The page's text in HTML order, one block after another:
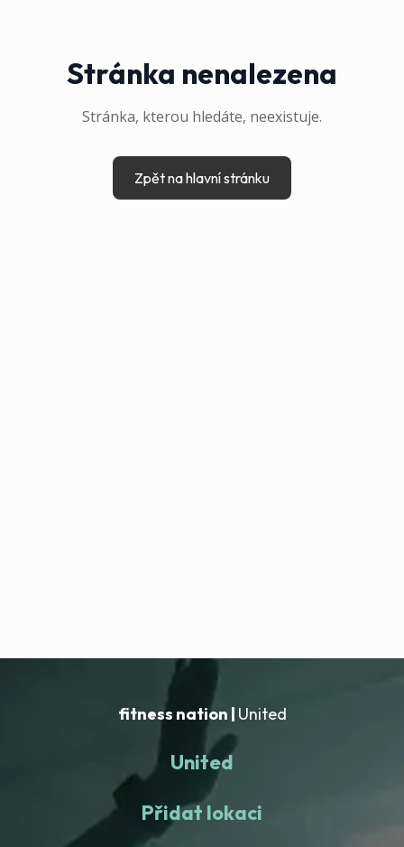
Stránka nenalezena
Stránka, kterou hledáte, neexistuje.
Zpět na hlavní stránku
fitness nation | United
United
Přidat lokaci